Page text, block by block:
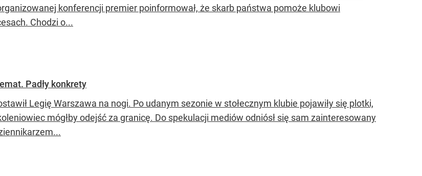
konferencji premier poinformował, że skarb państwa pomoże klubowi
Chodzi o...
Padły konkrety
Legię Warszawa na nogi. Po udanym sezonie w stołecznym klubie pojawiły się plotki,
mógłby odejść za granicę. Do spekulacji mediów odniósł się sam zainteresowany